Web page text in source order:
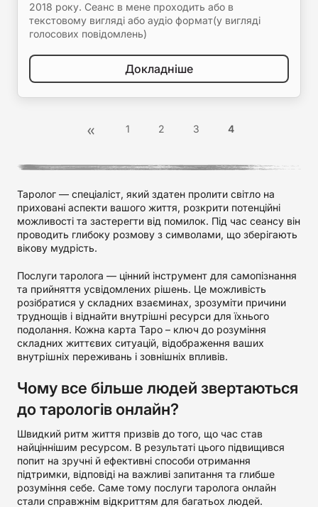
2018 року. Сеанс в мене проходить або в
текстовому вигляді або аудіо формат(у вигляді
голосових повідомлень)
Докладніше
1 2 3 4
Таролог — спеціаліст, який здатен пролити світло на
приховані аспекти вашого життя, розкрити потенційні
можливості та застерегти від помилок. Під час сеансу він
проводить глибоку розмову з символами, що зберігають
вікову мудрість.
Послуги таролога — цінний інструмент для самопізнання
та прийняття усвідомлених рішень. Це можливість
розібратися у складних взаєминах, зрозуміти причини
труднощів і віднайти внутрішні ресурси для їхнього
подолання. Кожна карта Таро – ключ до розуміння
складних життєвих ситуацій, відображення ваших
внутрішніх переживань і зовнішніх впливів.
Чому все більше людей звертаються
до тарологів онлайн?
Швидкий ритм життя призвів до того, що час став
найціннішим ресурсом. В результаті цього підвищився
попит на зручні й ефективні способи отримання
підтримки, відповіді на важливі запитання та глибше
розуміння себе. Саме тому послуги таролога онлайн
стали справжнім відкриттям для багатьох людей.